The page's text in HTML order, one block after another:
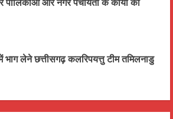
लेने छत्तीसगढ़ कलरिपयत्तु टीम तमिलनाडु